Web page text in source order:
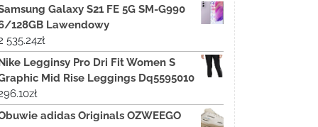
Galaxy S21 FE 5G SM-G990
128GB Lawendowy
535.24zł
Legginsy Pro Dri Fit Women S
Mid Rise Leggings Dq5595010
zł
adidas Originals OZWEEGO